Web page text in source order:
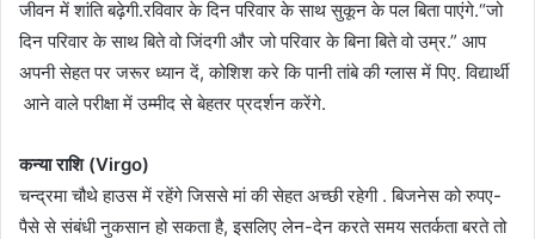
जीवन में शांति बढ़ेगी.रविवार के दिन परिवार के साथ सुकून के पल बिता पाएंगे.“जो
दिन परिवार के साथ बिते वो जिंदगी और जो परिवार के बिना बिते वो उम्र.” आप
अपनी सेहत पर जरूर ध्यान दें, कोशिश करे कि पानी तांबे की ग्लास में पिए. विद्यार्थी
आने वाले परीक्षा में उम्मीद से बेहतर प्रदर्शन करेंगे.
कन्या राशि (Virgo)
चन्द्रमा चौथे हाउस में रहेंगे जिससे मां की सेहत अच्छी रहेगी . बिजनेस को रुपए-
पैसे से संबंधी नुकसान हो सकता है, इसलिए लेन-देन करते समय सतर्कता बरते तो